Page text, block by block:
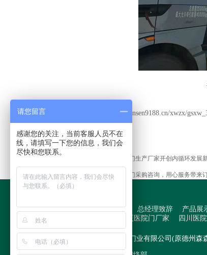
http://www.sensen9188.cn/xwzx/
妇幼保健院医用门生产厂家开创内循环发展
下一篇：乡镇卫生院医用门采购咨询，用心服务带来
网站首页 公司简介 总经理致辞 产品展
宁夏医院门厂家 四川医
Copyright © 山东森工门业有限公司(原德州森
请您留言
感谢您的关注，当前客服人员不在
线，请填写一下您的信息，我们会
尽快和您联系。